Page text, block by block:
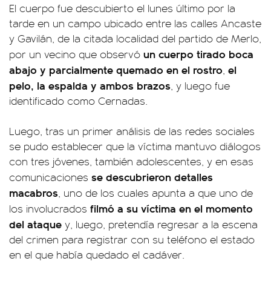
El cuerpo fue descubierto el lunes último por la
tarde en un campo ubicado entre las calles Ancaste
y Gavilán, de la citada localidad del partido de Merlo,
por un vecino que observó un cuerpo tirado boca
abajo y parcialmente quemado en el rostro, el
pelo, la espalda y ambos brazos, y luego fue
identificado como Cernadas.
Luego, tras un primer análisis de las redes sociales
se pudo establecer que la víctima mantuvo diálogos
con tres jóvenes, también adolescentes, y en esas
comunicaciones se descubrieron detalles
macabros, uno de los cuales apunta a que uno de
los involucrados filmó a su víctima en el momento
del ataque y, luego, pretendía regresar a la escena
del crimen para registrar con su teléfono el estado
en el que había quedado el cadáver.